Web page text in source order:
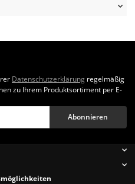
Datenschutzerklärung regelmäßig
zu Ihrem Produktsortiment per E-
Abonnieren